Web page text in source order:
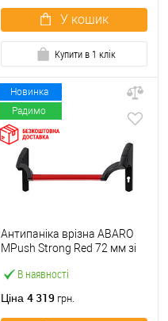
У кошик
Купити в 1 клік
Новинка
Радимо
В наявності
Антипаніка врізна ABARO
МPush Strong Red 72 мм зі
Ціна 4 319 грн.